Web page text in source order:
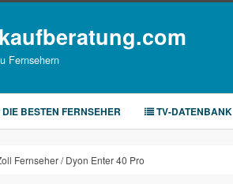
Fernsehern
DIE BESTEN FERNSEHER TV-DATENBANK
Fernseher Dyon Enter 40 Pro